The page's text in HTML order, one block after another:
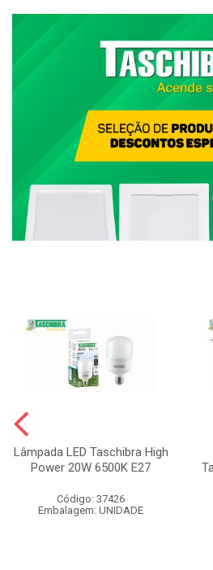
Lâmpada LED Taschibra High
Power 20W 6500K E27
Código: 37426
Embalagem: UNIDADE